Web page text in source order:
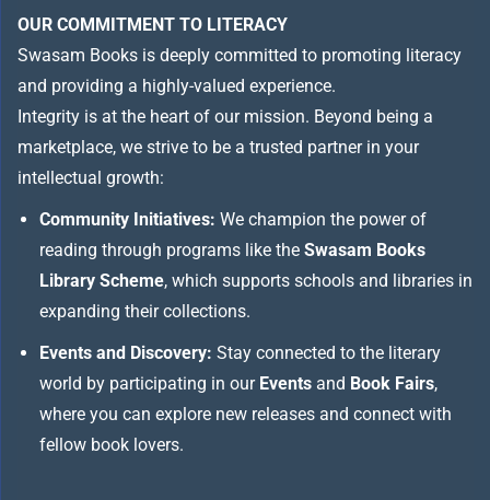
OUR COMMITMENT TO LITERACY
Swasam Books is deeply committed to promoting literacy
and providing a highly-valued experience.
Integrity is at the heart of our mission. Beyond being a
marketplace, we strive to be a trusted partner in your
intellectual growth:
Community Initiatives: We champion the power of
reading through programs like the Swasam Books
Library Scheme, which supports schools and libraries in
expanding their collections.
Events and Discovery: Stay connected to the literary
world by participating in our Events and Book Fairs,
where you can explore new releases and connect with
fellow book lovers.